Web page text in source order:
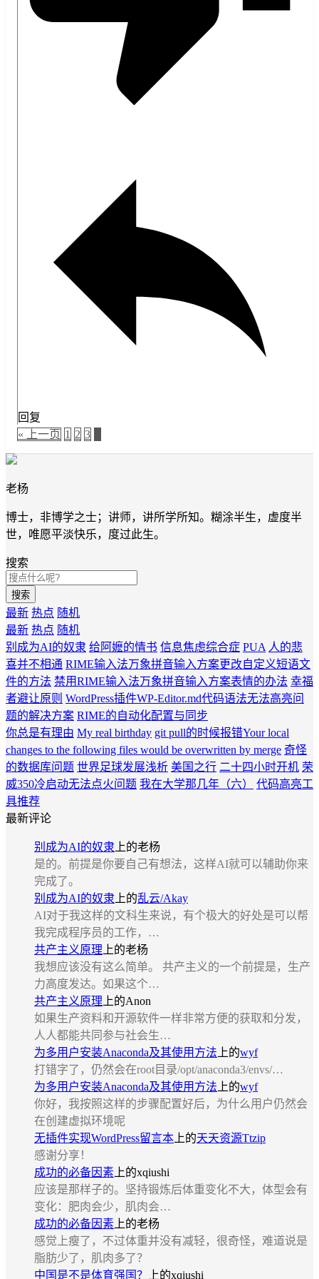
回复
« 上一页 1 2 3
老杨
博士，非博学之士；讲师，讲所学所知。糊涂半生，虚度半
世，唯愿平淡快乐，度过此生。
搜索
搜索
最新 热点 随机
最新 热点 随机
别成为AI的奴隶 给阿嬷的情书 信息焦虑综合症 PUA 人的悲
喜并不相通 RIME输入法万象拼音输入方案更改自定义短语文
件的方法 禁用RIME输入法万象拼音输入方案表情的办法 幸福
者避让原则 WordPress插件WP-Editor.md代码语法无法高亮问
题的解决方案 RIME的自动化配置与同步
你总是有理由 My real birthday git pull的时候报错Your local
changes to the following files would be overwritten by merge 奇怪
的数据库问题 世界足球发展浅析 美国之行 二十四小时开机 荣
威350冷启动无法点火问题 我在大学那几年（六）
代码高亮工
具推荐
最新评论
别成为AI的奴隶上的老杨
是的。前提是你要自己有想法，这样AI就可以辅助你来
完成了。
别成为AI的奴隶上的乱云/Akay
AI对于我这样的文科生来说，有个极大的好处是可以帮
我完成程序员的工作，…
共产主义原理上的老杨
我想应该没有这么简单。 共产主义的一个前提是，生产
力高度发达。如果这个…
共产主义原理上的Anon
如果生产资料和开源软件一样非常方便的获取和分发，
人人都能共同参与社会生…
为多用户安装Anaconda及其使用方法上的wyf
打错字了，仍然会在root目录/opt/anaconda3/envs/…
为多用户安装Anaconda及其使用方法上的wyf
你好，我按照这样的步骤配置好后，为什么用户仍然会
在创建虚拟环境呢
无插件实现WordPress留言本上的天天资源Ttzip
感谢分享！
成功的必备因素上的xqiushi
应该是那样子的。坚持锻炼后体重变化不大，体型会有
变化：肥肉会少，肌肉会…
成功的必备因素上的老杨
感觉上瘦了，不过体重并没有减轻，很奇怪，难道说是
脂肪少了，肌肉多了？
中国是不是体育强国？ 上的xqiushi